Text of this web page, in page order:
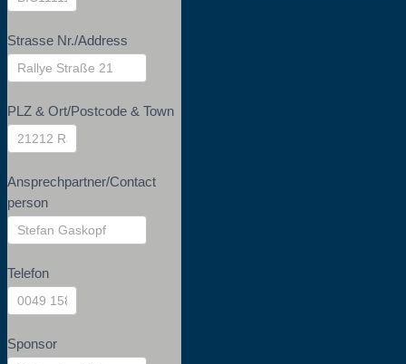
Strasse Nr./Address
PLZ & Ort/Postcode & Town
Ansprechpartner/Contact
person
Telefon
Sponsor